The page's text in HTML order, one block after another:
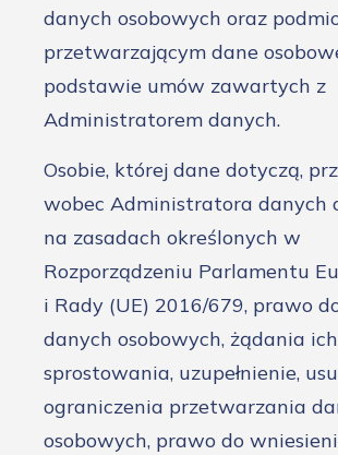
danych osobowych oraz
przetwarzającym dane
podstawie umów zawartych z
Administratorem danych.
Osobie, której dane dotyczą,
wobec Administratora danych
na zasadach określonych w
Rozporządzeniu Parlamentu
i Rady (UE) 2016/679, prawo
danych osobowych, żądania ich
sprostowania, uzupełnienie,
ograniczenia przetwarzania
osobowych, prawo do